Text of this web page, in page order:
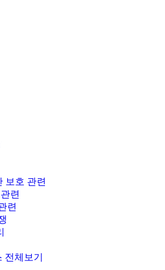
보호 관련
련
련
전체보기